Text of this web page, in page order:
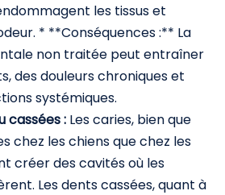
les tissus et
* **Conséquences :** La
non traitée peut entraîner
des douleurs chroniques et
systémiques.
cassées : Les caries, bien que
chez les chiens que chez les
créer des cavités où les
Les dents cassées, quant à